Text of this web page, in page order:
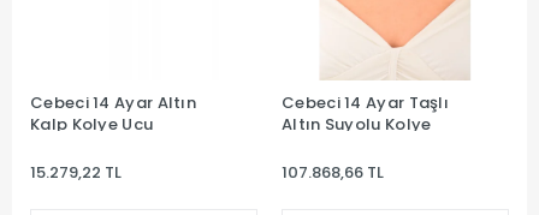
Cebeci 14 Ayar Altın
Kalp Kolye Ucu
15.279,22 TL
Cebeci 14 Ayar Taşlı
Altın Suyolu Kolye
107.868,66 TL